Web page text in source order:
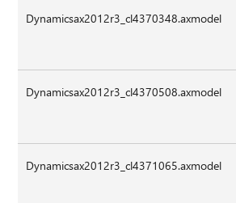
Dynamicsax2012r3_cl4370348.axmodel
Dynamicsax2012r3_cl4370508.axmodel
Dynamicsax2012r3_cl4371065.axmodel